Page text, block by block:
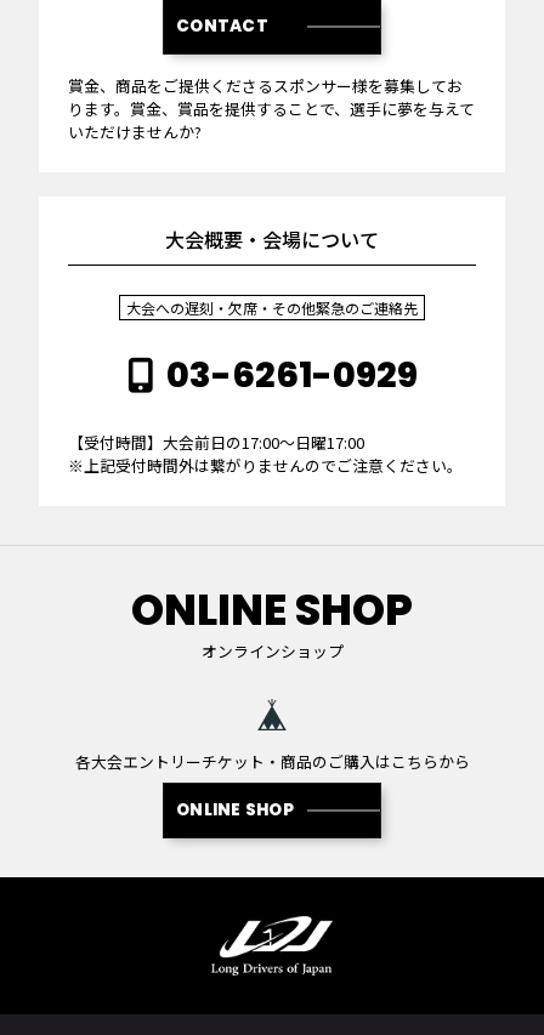
CONTACT
賞金、商品をご提供くださるスポンサー様を募集してお
ります。賞金、賞品を提供することで、選手に夢を与えて
いただけませんか?
大会概要・会場について
大会への遅刻・欠席・その他緊急のご連絡先
03-6261-0929
【受付時間】大会前日の17:00～日曜17:00
※上記受付時間外は繋がりませんのでご注意ください。
ONLINE SHOP
オンラインショップ
各大会エントリーチケット・商品のご購入はこちらから
ONLINE SHOP